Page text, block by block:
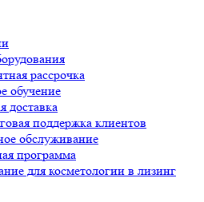
рассрочка
обучение
доставка
поддержка клиентов
обслуживание
программа
для косметологии в лизинг